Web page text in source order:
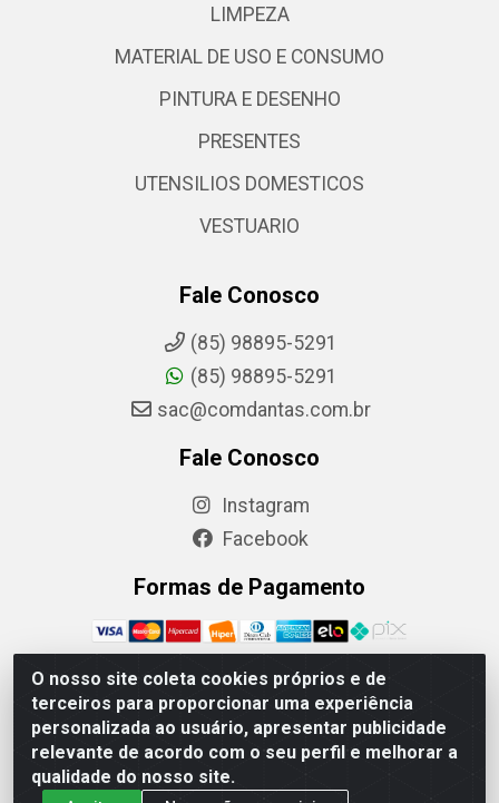
O nosso site coleta cookies próprios e de
terceiros para proporcionar uma experiência
personalizada ao usuário, apresentar publicidade
relevante de acordo com o seu perfil e melhorar a
qualidade do nosso site.
LIMPEZA
MATERIAL DE USO E CONSUMO
PINTURA E DESENHO
PRESENTES
UTENSILIOS DOMESTICOS
VESTUARIO
Fale Conosco
(85) 98895-5291
(85) 98895-5291
sac@comdantas.com.br
Fale Conosco
Instagram
Facebook
Formas de Pagamento
Rafael & Dantas LTDA - Rua Floriano Peixoto, 137-
Centro, CEP: 60025-130 | CNPJ: 02.884.314/0001-20